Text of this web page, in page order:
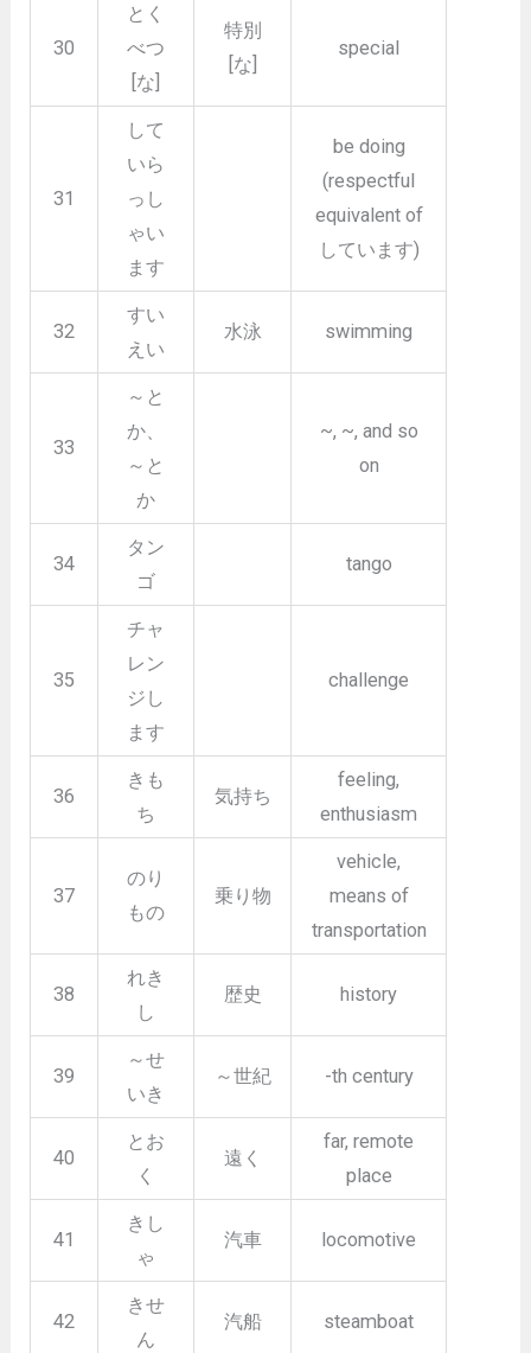
30
とく
べつ
[な]
特別
[な]
special
31
して
いら
っし
ゃい
ます
be doing
(respectful
equivalent of
しています)
32
すい
えい
水泳 swimming
33
～と
か、
～と
か
~, ~, and so
on
34
タン
ゴ
tango
35
チャ
レン
ジし
ます
challenge
36
きも
ち
気持ち
feeling,
enthusiasm
37
のり
もの
乗り物
vehicle,
means of
transportation
38
れき
し
歴史 history
39
～せ
いき
～世紀 -th century
40
とお
く
遠く
far, remote
place
41
きし
ゃ
汽車 locomotive
42
きせ
ん
汽船 steamboat